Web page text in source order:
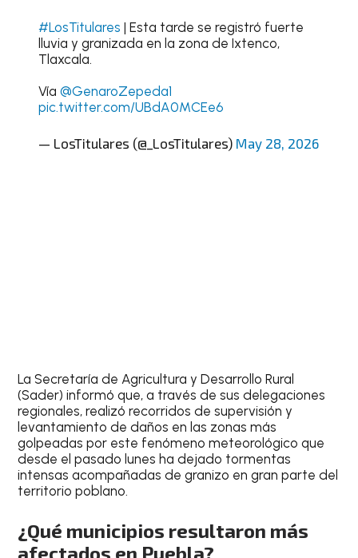
#LosTitulares | Esta tarde se registró fuerte
lluvia y granizada en la zona de Ixtenco,
Tlaxcala.
Vía @GenaroZepeda1
pic.twitter.com/UBdA0MCEe6
— LosTitulares (@_LosTitulares) May 28, 2026
La Secretaría de Agricultura y Desarrollo Rural
(Sader) informó que, a través de sus delegaciones
regionales, realizó recorridos de supervisión y
levantamiento de daños en las zonas más
golpeadas por este fenómeno meteorológico que
desde el pasado lunes ha dejado tormentas
intensas acompañadas de granizo en gran parte del
territorio poblano.
¿Qué municipios resultaron más
afectados en Puebla?